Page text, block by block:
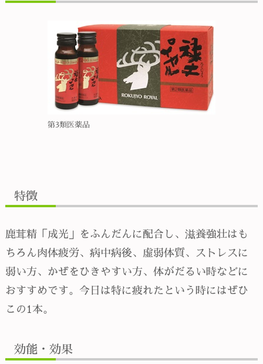
第3類医薬品
特徴
鹿茸精「成光」をふんだんに配合し、滋養強壮はも
ちろん肉体疲労、病中病後、虚弱体質、ストレスに
弱い方、かぜをひきやすい方、体がだるい時などに
おすすめです。今日は特に疲れたという時にはぜひ
この1本。
効能・効果